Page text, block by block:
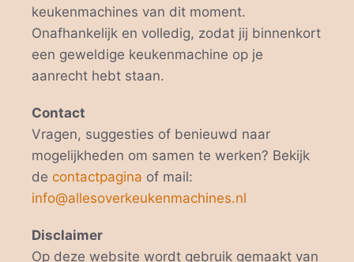
keukenmachines van dit moment.
Onafhankelijk en volledig, zodat jij binnenkort
een geweldige keukenmachine op je
aanrecht hebt staan.
Contact
Vragen, suggesties of benieuwd naar
mogelijkheden om samen te werken? Bekijk
de contactpagina of mail:
info@allesoverkeukenmachines.nl
Disclaimer
Op deze website wordt gebruik gemaakt van